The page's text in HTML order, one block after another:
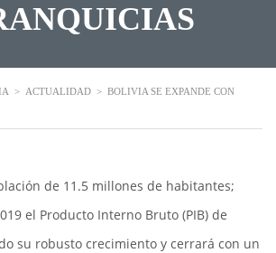
> ACTUALIDAD > BOLIVIA SE EXPANDE CON
de 11.5 millones de habitantes;
el Producto Interno Bruto (PIB) de
su robusto crecimiento y cerrará con un